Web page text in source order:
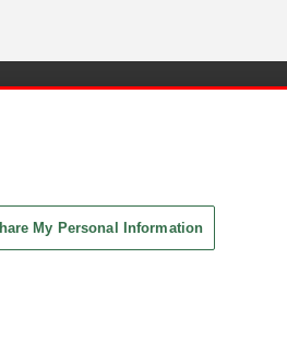
My Personal Information